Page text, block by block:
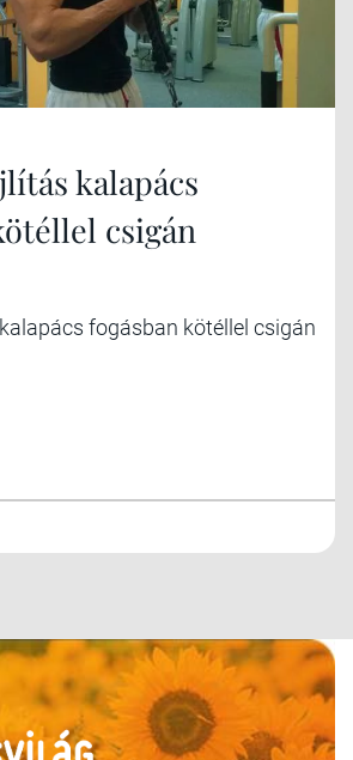
kalapács
csigán
fogásban kötéllel csigán